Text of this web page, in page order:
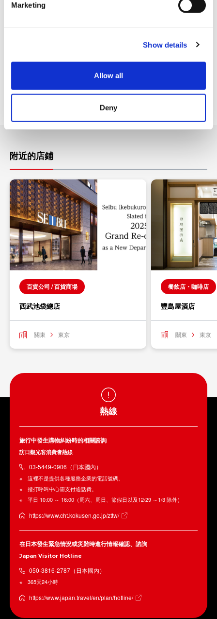
Marketing
Show details
Allow all
Deny
附近的店鋪
百貨公司 / 百貨商場
西武池袋總店
關東 東京
餐飲店・咖啡店
豐島屋酒店
關東 東京
熱線
旅行中發生購物糾紛時的相關諮詢
訪日觀光客消費者熱線
03-5449-0906（日本國內）
這裡不是提供各種服務企業的電話號碼。
撥打呼叫中心需支付通話費。
平日 10:00 ～ 16:00（周六、周日、節假日以及12/29 ～1/3 除外）
https://www.cht.kokusen.go.jp/zttw/
在日本發生緊急情況或災難時進行情報確認、諮詢
Japan Visitor Hotline
050-3816-2787（日本國內）
365天24小時
https://www.japan.travel/en/plan/hotline/